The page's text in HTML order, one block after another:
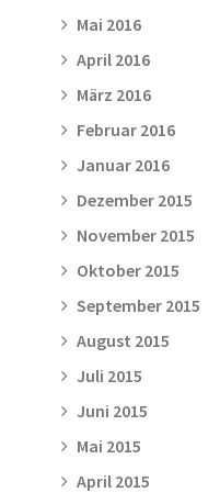
Mai 2016
April 2016
März 2016
Februar 2016
Januar 2016
Dezember 2015
November 2015
Oktober 2015
September 2015
August 2015
Juli 2015
Juni 2015
Mai 2015
April 2015